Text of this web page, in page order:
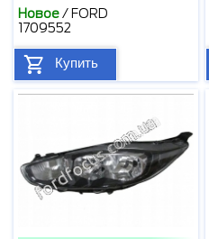
Новое/ FORD
1709552
Купить